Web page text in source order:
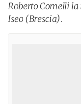
Roberto Comelli
Iseo (Brescia).